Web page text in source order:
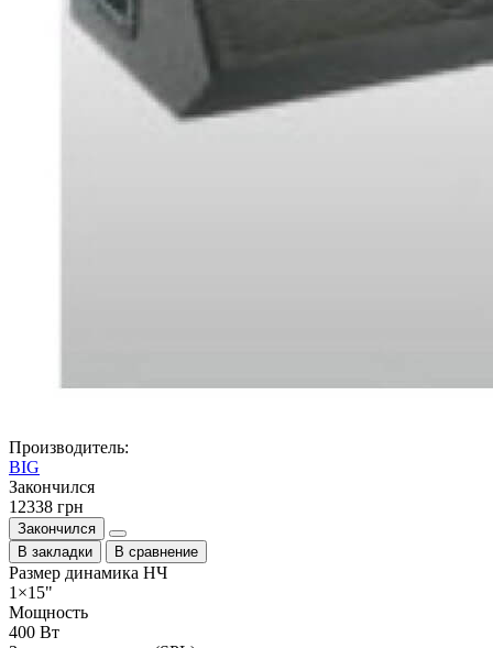
Производитель:
BIG
Закончился
12338 грн
Закончился
В закладки
В сравнение
Размер динамика НЧ
1×15"
Мощность
400 Вт